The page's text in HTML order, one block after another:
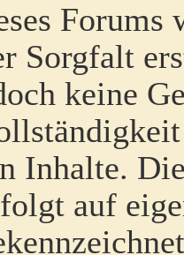
Forums
Sorgfalt
keine
Inhalte.
auf